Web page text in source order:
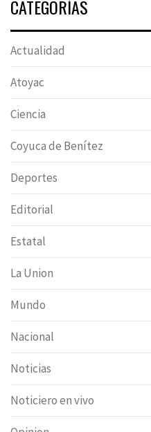
CATEGORÍAS
Actualidad
Atoyac
Ciencia
Coyuca de Benítez
Deportes
Editorial
Estatal
La Union
Mundo
Nacional
Noticias
Noticiero en vivo